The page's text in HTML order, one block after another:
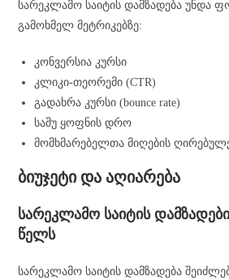
სარეკლამო საიტის დამზადება უნდა
გამოხმელ მეტრიკებზე:
კონვერსია კურსი
კლიკი-თეორემი (CTR)
გადახრა კურსი (bounce rate)
საშუ ყოფნის დრო
მომხმარებელთა მიღების
ბიუჯეტი და აღიარება
სარეკლამო საიტის
წელს
სარეკლამო საიტის დამზადება